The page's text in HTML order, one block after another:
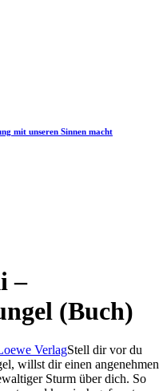
mit unseren Sinnen macht
–
(Buch)
Stell dir vor du
willst dir einen angenehmen
Sturm über dich. So